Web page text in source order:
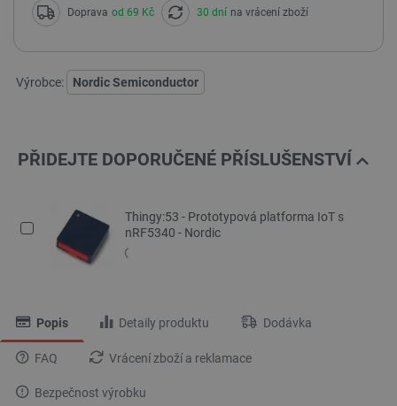
Doprava od 69 Kč 30 dní na vrácení zboží
Výrobce: Nordic Semiconductor
PŘIDEJTE DOPORUČENÉ PŘÍSLUŠENSTVÍ
Thingy:53 - Prototypová platforma IoT s
nRF5340 - Nordic
Popis Detaily produktu Dodávka
FAQ Vrácení zboží a reklamace
Bezpečnost výrobku